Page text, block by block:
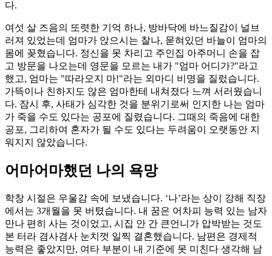
다.
여섯 살 즈음의 또렷한 기억 하나, 방바닥에 바느질감이 널브
러져 있었는데 엄마가 앉으시는 찰나, 묻혀있던 바늘이 엄마의
몸에 꽂혔습니다. 정신을 못 차리고 주인집 아주머니 손을 잡
고 방문을 나오는데 영문을 모르는 내가 "엄마 어디가?"라고
했고, 엄마는 "따라오지 마!"라는 외마디 비명을 질렀습니다.
가뜩이나 친하지도 않은 엄마한테 내쳐졌다 느껴 서러웠습니
다. 잠시 후, 사태가 심각한 것을 분위기로써 인지한 나는 엄마
가 죽을 수도 있다는 공포에 질렸습니다. 그때의 죽음에 대한
공포, 그리하여 혼자가 될 수도 있다는 두려움이 오랫동안 지
워지지 않았습니다.
어마어마했던 나의 욕망
학창 시절은 우울감 속에 보냈습니다. ‘나’라는 상이 강해 직장
에서는 3개월을 못 버텼습니다. 내 꿈은 어차피 능력 있는 남자
만나 편히 사는 것이었고, 시집 안 간 큰언니가 압박받는 것도
본 터라 겸사겸사 눈치껏 일찍 결혼했습니다. 남편은 경제적
능력은 좋았지만, 여타 부분이 내 기준에 못 미친다 생각해 남